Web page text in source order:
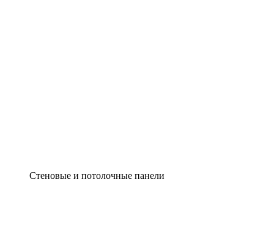
Стеновые и потолочные панели